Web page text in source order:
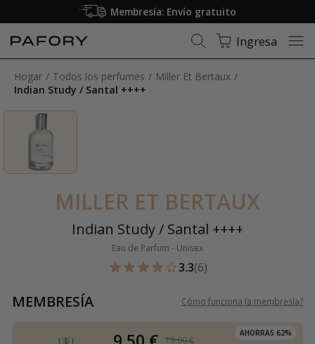
Membresía: Envío gratuito
Ingresa
Hogar Todos los perfumes
Miller Et Bertaux
Indian Study / Santal ++++
MILLER ET BERTAUX
Indian Study / Santal ++++
Eau de Parfum - Unisex
3.3(6)
MEMBRESÍA Cómo funciona la membresía?
AHORRAS 62%
19,00 €